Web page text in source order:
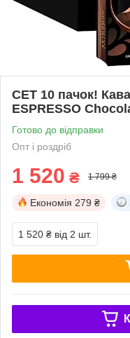
СЕТ 10 пачок!
ESPRESSO
Готово до відправки
Опт і роздріб
1 520 ₴ 1 799 ₴
Економія 279 ₴
1 520 ₴ від 2 шт.